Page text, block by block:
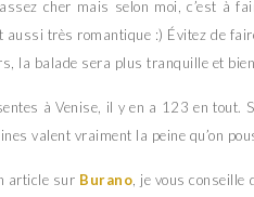
cher mais selon moi, c’est à
aussi très romantique :) Évitez de
la balade sera plus tranquille et
à Venise, il y en a 123 en tout.
valent vraiment la peine qu’on
article sur Burano , je vous